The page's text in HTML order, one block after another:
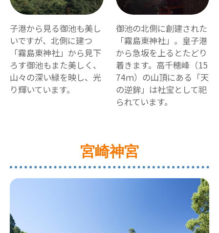
子港から見る御池も美し
いですが、北側に建つ
「霧島東神社」から見下
ろす御池もまた美しく、
山々の深い緑を映し、光
り輝いています。
御池の北側に創建された
「霧島東神社」。皇子港
から急坂を上るとたどり
着きます。高千穂峰（15
74ｍ）の山頂にある「天
の逆鉾」は社宝として祀
られています。
宮崎神宮